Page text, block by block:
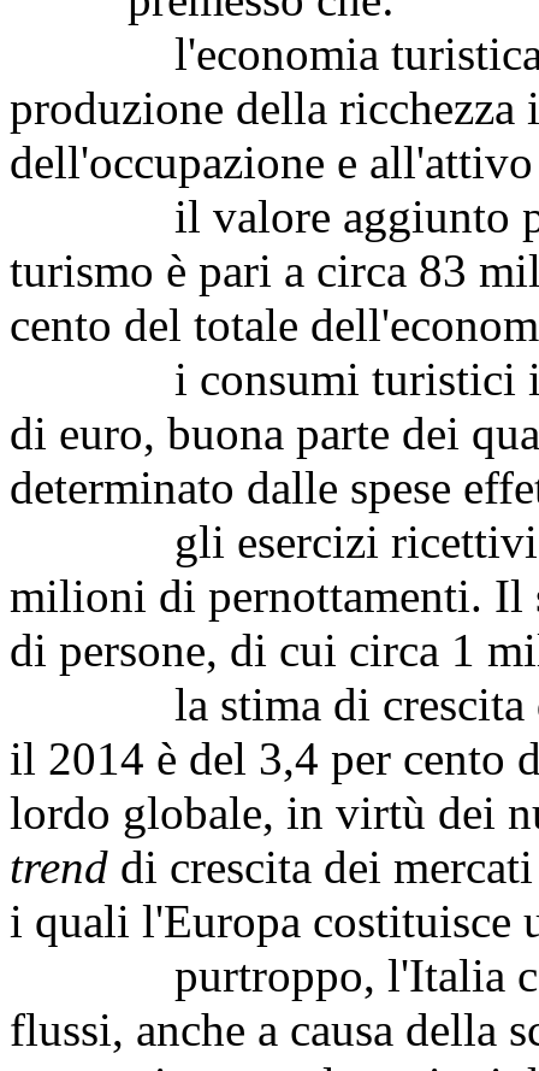
l'economia turistica
produzione della
dell'occupazione e
il valore aggiunto
turismo è pari a circa 83
cento del totale
i consumi turistici
di euro, buona parte dei
determinato dalle spese
gli esercizi ricettivi
milioni di pernottamenti. Il
di persone, di cui circa 1
la stima di crescita del
il 2014 è del 3,4 per cento
lordo globale, in virtù dei
trend di crescita dei
i quali l'Europa costituisce
purtroppo, l'Italia
flussi, anche a causa della